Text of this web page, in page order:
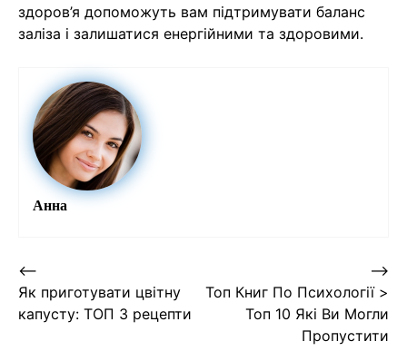
здоров’я допоможуть вам підтримувати баланс
заліза і залишатися енергійними та здоровими.
Анна
Навігація
записів
⟵
Як приготувати цвітну
капусту: ТОП 3 рецепти
Топ Книг По Психології >
Топ 10 Які Ви Могли
Пропустити
⟶